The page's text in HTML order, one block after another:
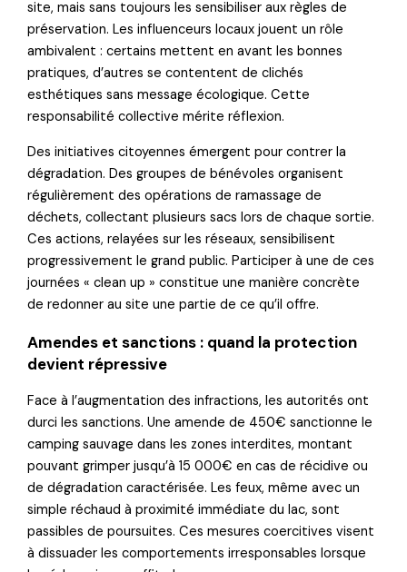
site, mais sans toujours les sensibiliser aux règles de
préservation. Les influenceurs locaux jouent un rôle
ambivalent : certains mettent en avant les bonnes
pratiques, d’autres se contentent de clichés
esthétiques sans message écologique. Cette
responsabilité collective mérite réflexion.
Des initiatives citoyennes émergent pour contrer la
dégradation. Des groupes de bénévoles organisent
régulièrement des opérations de ramassage de
déchets, collectant plusieurs sacs lors de chaque sortie.
Ces actions, relayées sur les réseaux, sensibilisent
progressivement le grand public. Participer à une de ces
journées « clean up » constitue une manière concrète
de redonner au site une partie de ce qu’il offre.
Amendes et sanctions : quand la protection
devient répressive
Face à l’augmentation des infractions, les autorités ont
durci les sanctions. Une amende de 450€ sanctionne le
camping sauvage dans les zones interdites, montant
pouvant grimper jusqu’à 15 000€ en cas de récidive ou
de dégradation caractérisée. Les feux, même avec un
simple réchaud à proximité immédiate du lac, sont
passibles de poursuites. Ces mesures coercitives visent
à dissuader les comportements irresponsables lorsque